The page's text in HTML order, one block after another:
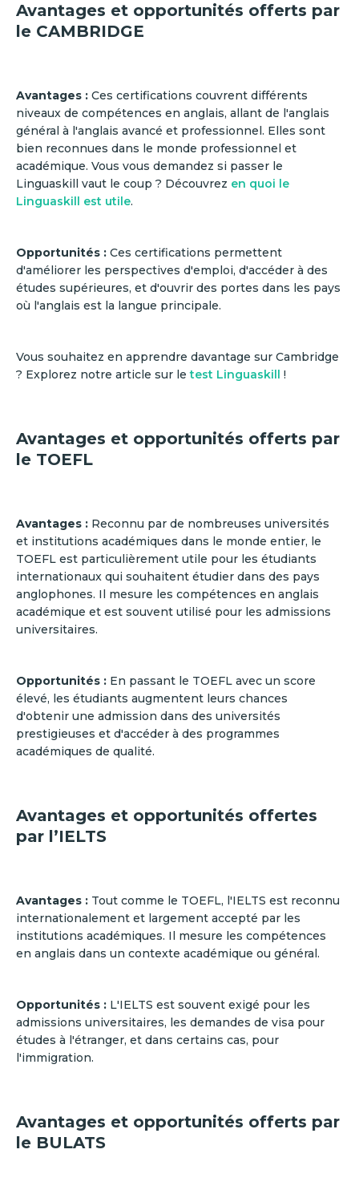
Avantages et opportunités offerts par
le CAMBRIDGE
Avantages : Ces certifications couvrent différents
niveaux de compétences en anglais, allant de l'anglais
général à l'anglais avancé et professionnel. Elles sont
bien reconnues dans le monde professionnel et
académique. Vous vous demandez si passer le
Linguaskill vaut le coup ? Découvrez en quoi le
Linguaskill est utile.
Opportunités : Ces certifications permettent
d'améliorer les perspectives d'emploi, d'accéder à des
études supérieures, et d'ouvrir des portes dans les pays
où l'anglais est la langue principale.
Vous souhaitez en apprendre davantage sur Cambridge
? Explorez notre article sur letest Linguaskill !
Avantages et opportunités offerts par
le TOEFL
Avantages : Reconnu par de nombreuses universités
et institutions académiques dans le monde entier, le
TOEFL est particulièrement utile pour les étudiants
internationaux qui souhaitent étudier dans des pays
anglophones. Il mesure les compétences en anglais
académique et est souvent utilisé pour les admissions
universitaires.
Opportunités : En passant le TOEFL avec un score
élevé, les étudiants augmentent leurs chances
d'obtenir une admission dans des universités
prestigieuses et d'accéder à des programmes
académiques de qualité.
Avantages et opportunités offertes
par l’IELTS
Avantages : Tout comme le TOEFL, l'IELTS est reconnu
internationalement et largement accepté par les
institutions académiques. Il mesure les compétences
en anglais dans un contexte académique ou général.
Opportunités : L'IELTS est souvent exigé pour les
admissions universitaires, les demandes de visa pour
études à l'étranger, et dans certains cas, pour
l'immigration.
Avantages et opportunités offerts par
le BULATS